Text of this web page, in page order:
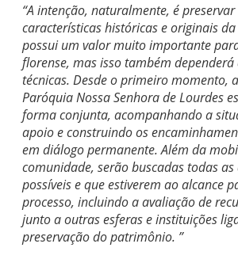
“A intenção, naturalmente, é
características históricas e originais
possui um valor muito importante
florense, mas isso também
técnicas. Desde o primeiro momento,
Paróquia Nossa Senhora de Lourdes
forma conjunta, acompanhando a
apoio e construindo os
em diálogo permanente. Além da
comunidade, serão buscadas todas
possíveis e que estiverem ao alcance
processo, incluindo a avaliação de
junto a outras esferas e instituições
preservação do patrimônio. ”